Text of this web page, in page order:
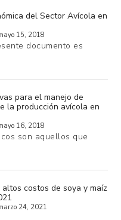
del Sector Avícola en
15, 2018
documento es
para el manejo de
la producción avícola en
16, 2018
son aquellos que
costos de soya y maíz
24, 2021